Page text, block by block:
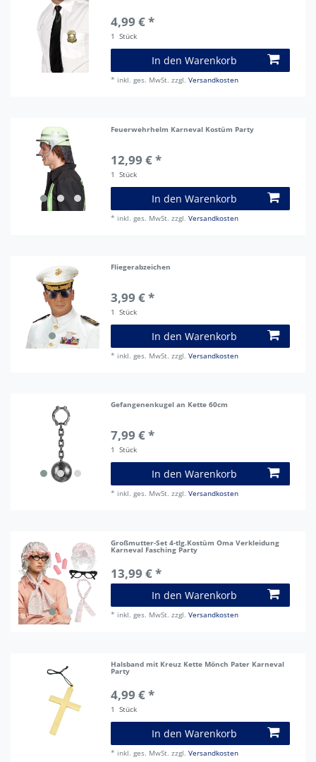
4,99 € *
1 Stück
In den Warenkorb
* inkl. ges. MwSt. zzgl.Versandkosten
Feuerwehrhelm Karneval Kostüm Party
12,99 € *
1 Stück
In den Warenkorb
* inkl. ges. MwSt. zzgl.Versandkosten
Fliegerabzeichen
3,99 € *
1 Stück
In den Warenkorb
* inkl. ges. MwSt. zzgl.Versandkosten
Gefangenenkugel an Kette 60cm
7,99 € *
1 Stück
In den Warenkorb
* inkl. ges. MwSt. zzgl.Versandkosten
Großmutter-Set 4-tlg.Kostüm Oma Verkleidung
Karneval Fasching Party
13,99 € *
In den Warenkorb
* inkl. ges. MwSt. zzgl.Versandkosten
Halsband mit Kreuz Kette Mönch Pater Karneval
Party
4,99 € *
1 Stück
In den Warenkorb
* inkl. ges. MwSt. zzgl.Versandkosten